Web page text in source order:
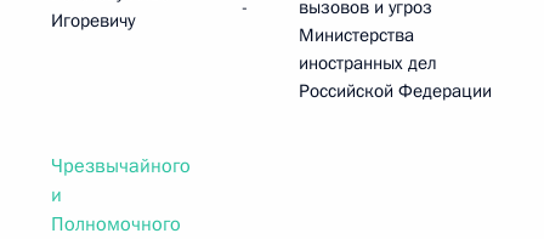
Игоревичу
-
вызовов и угроз
Министерства
иностранных дел
Российской Федерации
Чрезвычайного
и
Полномочного